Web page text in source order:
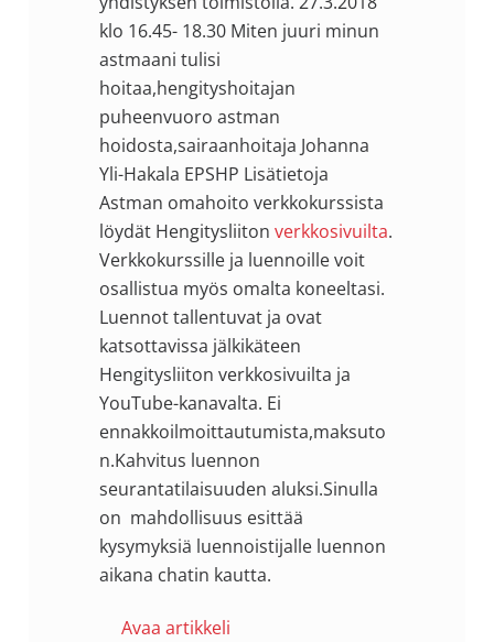
klo 16.45- 18.30 Miten juuri minun
astmaani tulisi
hoitaa,hengityshoitajan
puheenvuoro astman
hoidosta,sairaanhoitaja Johanna
Yli-Hakala EPSHP Lisätietoja
Astman omahoito verkkokurssista
löydät Hengitysliiton verkkosivuilta.
Verkkokurssille ja luennoille voit
osallistua myös omalta koneeltasi.
Luennot tallentuvat ja ovat
katsottavissa jälkikäteen
Hengitysliiton verkkosivuilta ja
YouTube-kanavalta. Ei
ennakkoilmoittautumista,maksuto
n.Kahvitus luennon
seurantatilaisuuden aluksi.Sinulla
on mahdollisuus esittää
kysymyksiä luennoistijalle luennon
aikana chatin kautta.
Avaa artikkeli